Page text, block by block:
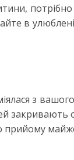
в
з
закривають
прийому